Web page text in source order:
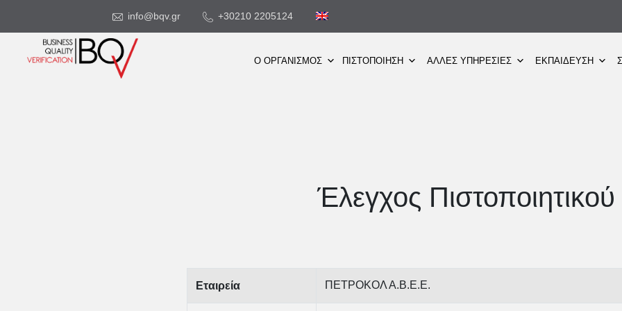
info@bqv.gr +30210 2205124
Ο ΟΡΓΑΝΙΣΜΟΣ ΠΙΣΤΟΠΟΙΗΣΗ ΑΛΛΕΣ ΥΠΗΡΕΣΙΕΣ ΕΚΠΑΙΔΕΥΣΗ
Έλεγχος Πιστοποιητικού
Εταιρεία ΠΕΤΡΟΚΟΛ Α.Β.Ε.Ε.